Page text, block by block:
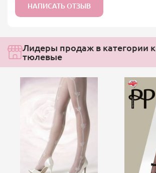
НАПИСАТЬ ОТЗЫВ
Лидеры продаж в категории
тюлевые